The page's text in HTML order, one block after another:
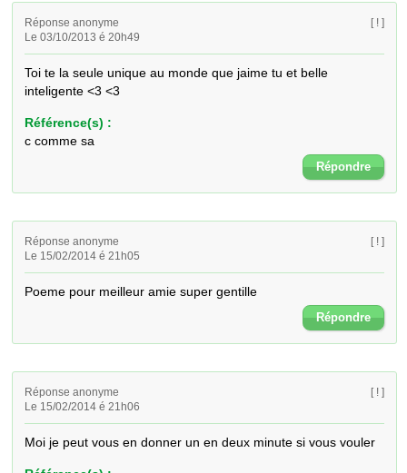
Réponse anonyme
Le 03/10/2013 é 20h49
[ ! ]
Toi te la seule unique au monde que jaime tu et belle
inteligente <3 <3
Référence(s) :
c comme sa
Répondre
Réponse anonyme
Le 15/02/2014 é 21h05
[ ! ]
Poeme pour meilleur amie super gentille
Répondre
Réponse anonyme
Le 15/02/2014 é 21h06
[ ! ]
Moi je peut vous en donner un en deux minute si vous vouler